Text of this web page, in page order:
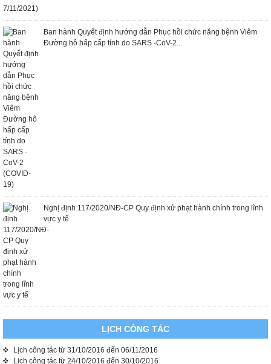
Ban hành Quyết định hướng dẫn Phục hồi chức năng bệnh Viêm
Đường hô hấp cấp tính do SARS -CoV-2...
Nghị định 117/2020/NĐ-CP Quy định xử phạt hành chính trong lĩnh
vực y tế
LỊCH CÔNG TÁC
Lịch công tác từ 31/10/2016 đến 06/11/2016
Lịch công tác từ 24/10/2016 đến 30/10/2016